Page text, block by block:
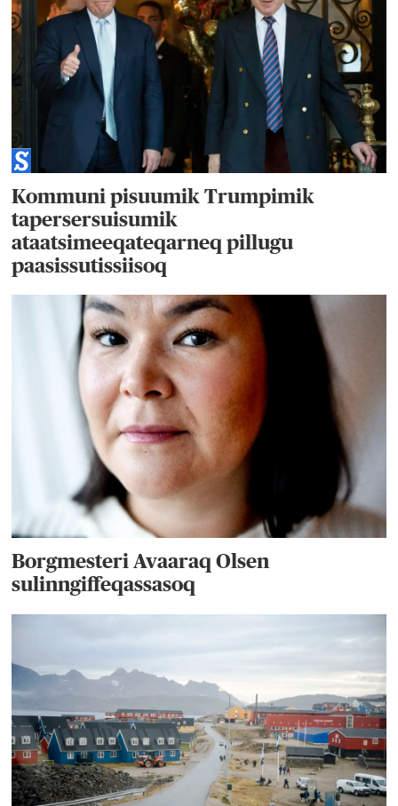
Kommuni pisuumik Trumpimik
tapersersuisumik
ataatsimeeqateqarneq pillugu
paasissutissiisoq
Borgmesteri Avaaraq Olsen
sulinngiffeqassasoq